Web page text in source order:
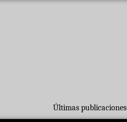
Últimas publicaciones